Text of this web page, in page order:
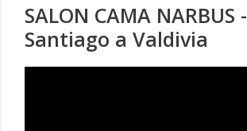
SALON CAMA NARBUS -
Santiago a Valdivia